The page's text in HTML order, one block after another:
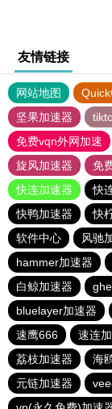
友情链接
网站地图
坚果加速器
免费vqn外网加速
旋风加速器
免
快连加速器
快
快鸭加速器
快
软件中心
风驰
hammer加速器
白鲸加速器
bluelayer加速器
速鹰666
速连
荔枝加速器
海
元链加速器